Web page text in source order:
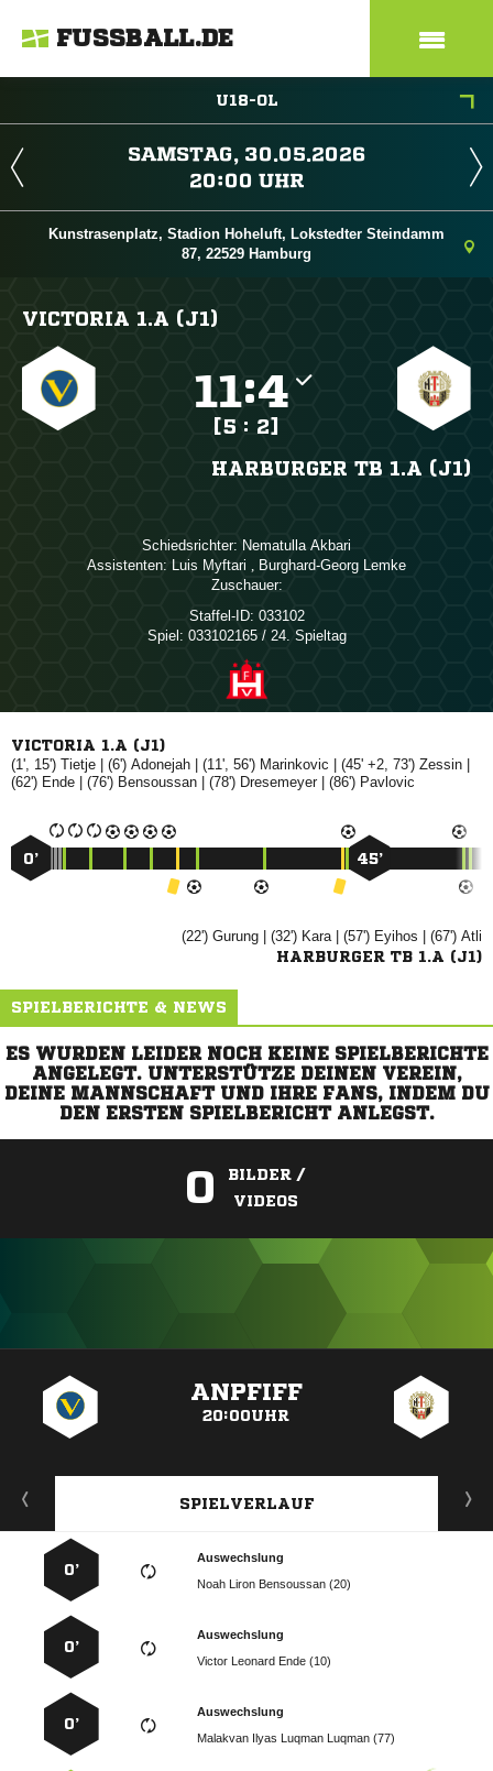
FUSSBALL.DE
U18-OL
 
 
Kunstrasenplatz, Stadion Hoheluft, Lokstedter Steindamm
87, 22529 Hamburg
VICTORIA 1.A (J1)
:
[5 : 2]
HARBURGER TB 1.A (J1)
Schiedsrichter:  
Assistenten:   ,  
Zuschauer:
Staffel-ID: 033102
Spiel: 033102165 / 24. Spieltag
VICTORIA 1.A (J1)
(1', 15')  | (6')  | (11', 56')  | (45' +2, 73') 
(62')  | (76')  | (78') | (86') 
0’ 45’
(22')  | (32') | (57')  | (67') 
HARBURGER TB 1.A (J1)
SPIELBERICHTE & NEWS
ES WURDEN LEIDER NOCH KEINE SPIELBERICHTE
ANGELEGT. UNTERSTÜTZE DEINEN VEREIN,
DEINE MANNSCHAFT UND IHRE FANS, INDEM DU
DEN ERSTEN SPIELBERICHT ANLEGST.
0
BILDER /
VIDEOS
ANPFIFF
20:00UHR
SPIELVERLAUF
Auswechslung
   
0’
Auswechslung
   
0’
Auswechslung
    
0’